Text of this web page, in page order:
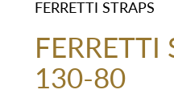
FERRETTI STRAPS
FERRETTI
130-80